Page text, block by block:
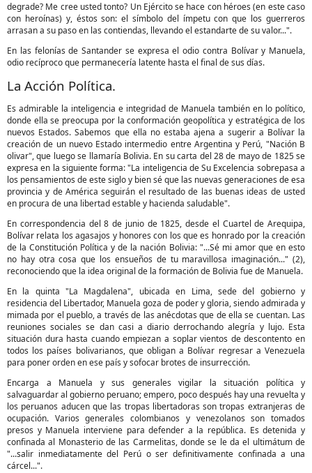
degrade? Me cree usted tonto? Un Ejército se hace con héroes (en este caso
con heroínas) y, éstos son: el símbolo del ímpetu con que los guerreros
arrasan a su paso en las contiendas, llevando el estandarte de su valor...".
En las felonías de Santander se expresa el odio contra Bolívar y Manuela,
odio recíproco que permanecería latente hasta el final de sus días.
La Acción Política.
Es admirable la inteligencia e integridad de Manuela también en lo político,
donde ella se preocupa por la conformación geopolítica y estratégica de los
nuevos Estados. Sabemos que ella no estaba ajena a sugerir a Bolívar la
creación de un nuevo Estado intermedio entre Argentina y Perú, "Nación B
olivar", que luego se llamaría Bolivia. En su carta del 28 de mayo de 1825 se
expresa en la siguiente forma: "La inteligencia de Su Excelencia sobrepasa a
los pensamientos de este siglo y bien sé que las nuevas generaciones de esa
provincia y de América seguirán el resultado de las buenas ideas de usted
en procura de una libertad estable y hacienda saludable".
En correspondencia del 8 de junio de 1825, desde el Cuartel de Arequipa,
Bolívar relata los agasajos y honores con los que es honrado por la creación
de la Constitución Política y de la nación Bolivia: "...Sé mi amor que en esto
no hay otra cosa que los ensueños de tu maravillosa imaginación..." (2),
reconociendo que la idea original de la formación de Bolivia fue de Manuela.
En la quinta "La Magdalena", ubicada en Lima, sede del gobierno y
residencia del Libertador, Manuela goza de poder y gloria, siendo admirada y
mimada por el pueblo, a través de las anécdotas que de ella se cuentan. Las
reuniones sociales se dan casi a diario derrochando alegría y lujo. Esta
situación dura hasta cuando empiezan a soplar vientos de descontento en
todos los países bolivarianos, que obligan a Bolívar regresar a Venezuela
para poner orden en ese país y sofocar brotes de insurrección.
Encarga a Manuela y sus generales vigilar la situación política y
salvaguardar al gobierno peruano; empero, poco después hay una revuelta y
los peruanos aducen que las tropas libertadoras son tropas extranjeras de
ocupación. Varios generales colombianos y venezolanos son tomados
presos y Manuela interviene para defender a la república. Es detenida y
confinada al Monasterio de las Carmelitas, donde se le da el ultimátum de
"...salir inmediatamente del Perú o ser definitivamente confinada a una
cárcel...".